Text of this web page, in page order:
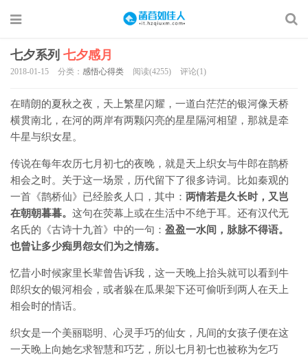
七夕系列 七夕感月
2018-01-15 分类： 感悟心得类 阅读(4255) 评论(1)
在晴朗的夏秋之夜，天上繁星闪耀，一道白茫茫的银河像天桥
横贯南北，在河的两岸有两颗闪亮的星星隔河相望，那就是牵
牛星与织女星。
传说在每年农历七月初七的夜晚，就是天上织女与牛郎在鹊桥
相会之时。关于这一场景，历代留下了很多诗词。比如秦观的
一首《鹊桥仙》已经脍炙人口，其中： 两情若是久长时，又岂
在朝朝暮暮。 这句在荧幕上或在生活中不绝于耳。还有汉代无
名氏的《古诗十九首》中的一句： 盈盈一水间，脉脉不得语。
也曾让多少痴男怨女们为之情殇。
忆昔小时候家里长辈曾告诉我，这一天晚上抬头就可以看到牛
郎织女的银河相会，或者躲在瓜果架下还可偷听到两人在天上
相会时的情话。
织女是一个美丽聪明、心灵手巧的仙女，凡间的女孩子便在这
一天晚上向她乞求智慧和巧艺，所以七月初七也被称为乞巧